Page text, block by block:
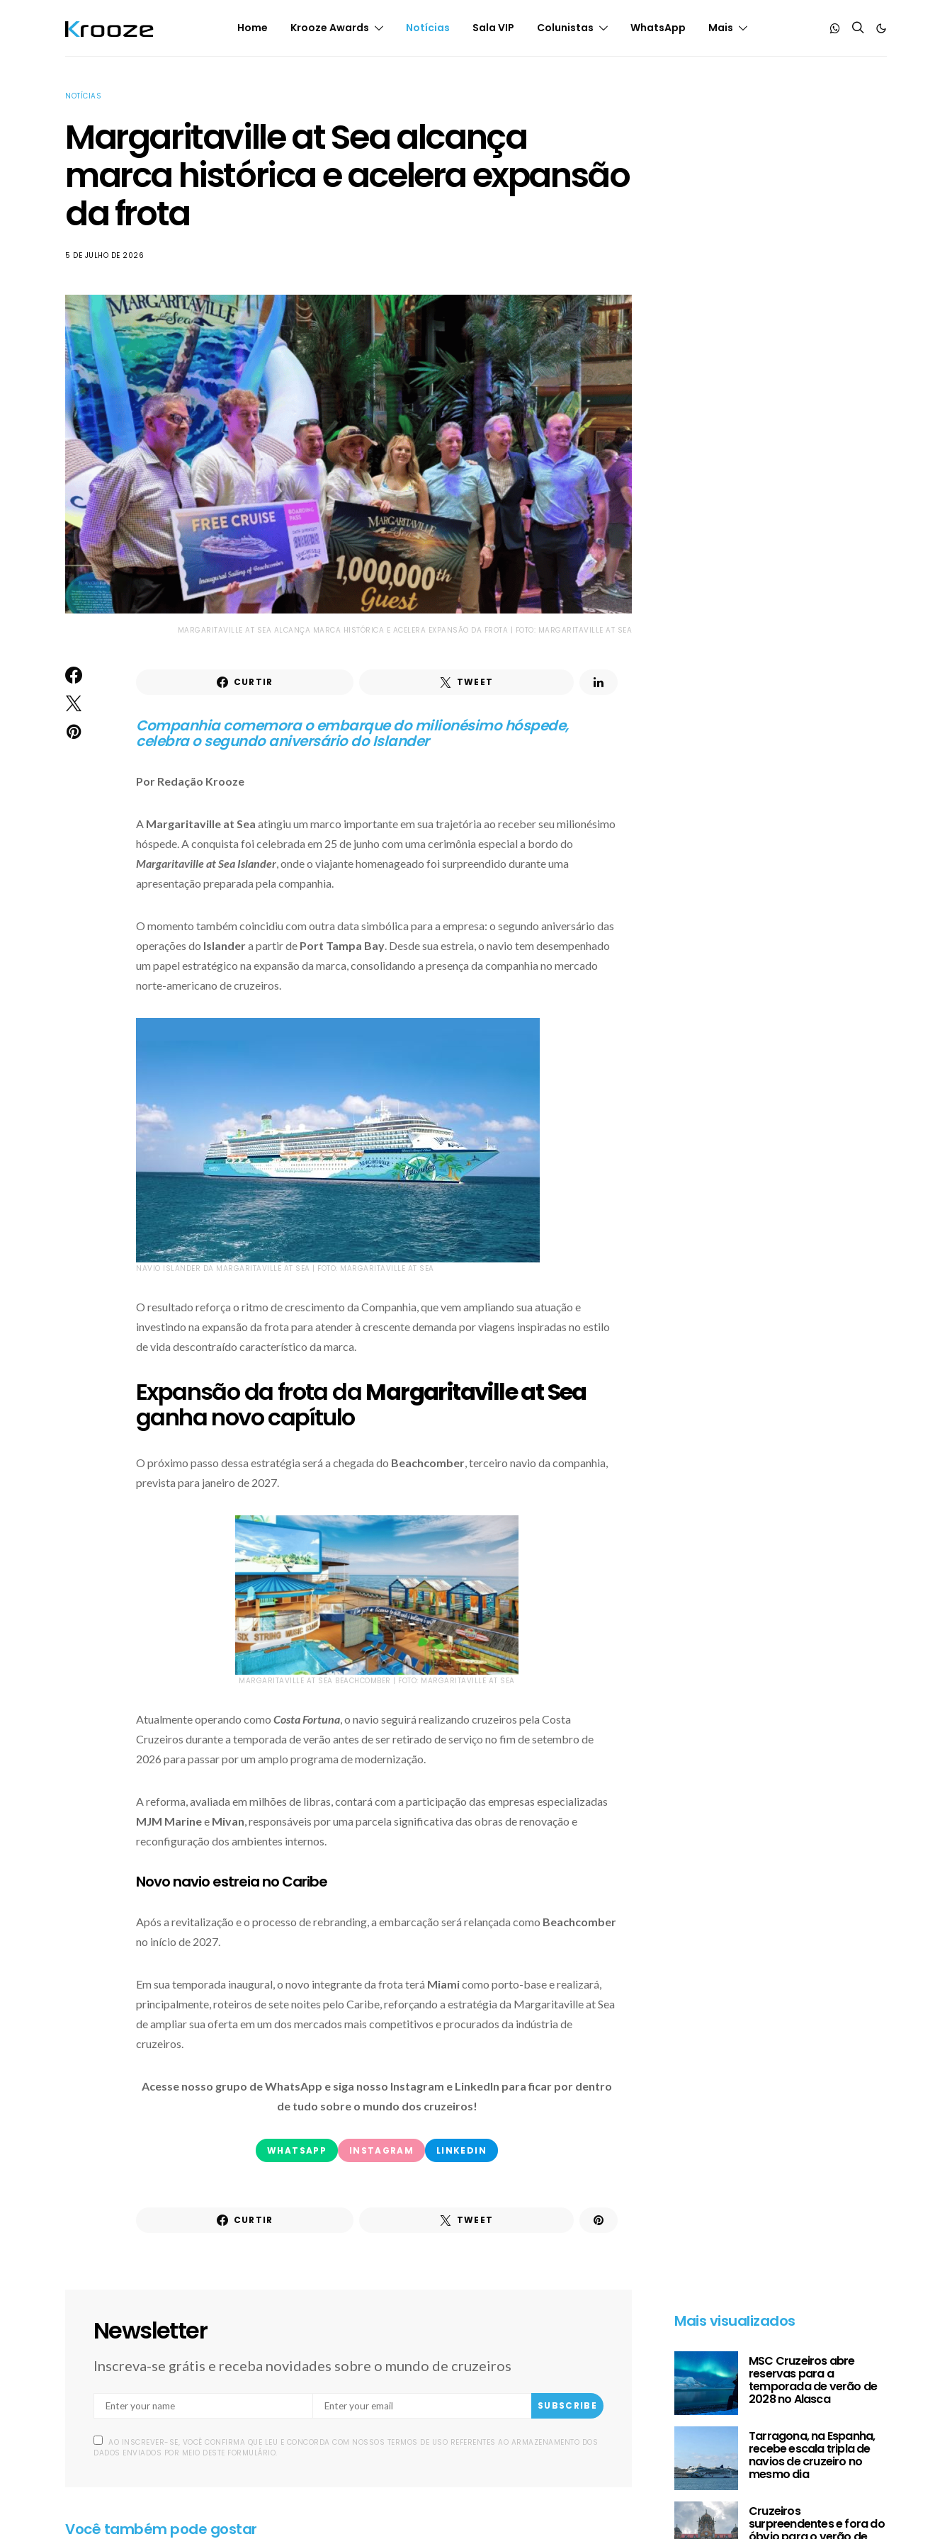
Home Krooze Awards Notícias Sala VIP Colunistas WhatsApp Mais
NOTÍCIAS
Margaritaville at Sea alcança
marca histórica e acelera expansão
da frota
5 DE JULHO DE 2026
MARGARITAVILLE AT SEA ALCANÇA MARCA HISTÓRICA E ACELERA EXPANSÃO DA FROTA | FOTO: MARGARITAVILLE AT SEA
CURTIR TWEET
Companhia comemora o embarque do milionésimo hóspede,
celebra o segundo aniversário do Islander
Por Redação Krooze
A Margaritaville at Sea atingiu um marco importante em sua trajetória ao receber seu milionésimo
hóspede. A conquista foi celebrada em 25 de junho com uma cerimônia especial a bordo do
Margaritaville at Sea Islander, onde o viajante homenageado foi surpreendido durante uma
apresentação preparada pela companhia.
O momento também coincidiu com outra data simbólica para a empresa: o segundo aniversário das
operações do Islandera partir de Port Tampa Bay. Desde sua estreia, o navio tem desempenhado
um papel estratégico na expansão da marca, consolidando a presença da companhia no mercado
norte-americano de cruzeiros.
NAVIO ISLANDER DA MARGARITAVILLE AT SEA | FOTO: MARGARITAVILLE AT SEA
O resultado reforça o ritmo de crescimento da Companhia, que vem ampliando sua atuação e
investindo na expansão da frota para atender à crescente demanda por viagens inspiradas no estilo
de vida descontraído característico da marca.
Expansão da frota daMargaritaville at Sea
ganha novo capítulo
O próximo passo dessa estratégia será a chegada do Beachcomber, terceiro navio da companhia,
prevista para janeiro de 2027.
MARGARITAVILLE AT SEA BEACHCOMBER | FOTO: MARGARITAVILLE AT SEA
Atualmente operando como Costa Fortuna, o navio seguirá realizando cruzeiros pela Costa
Cruzeiros durante a temporada de verão antes de ser retirado de serviço no fim de setembro de
2026 para passar por um amplo programa de modernização.
A reforma, avaliada em milhões de libras, contará com a participação das empresas especializadas
MJM Marinee Mivan, responsáveis por uma parcela significativa das obras de renovação e
reconfiguração dos ambientes internos.
Novo navio estreia no Caribe
Após a revitalização e o processo de rebranding, a embarcação será relançada como Beachcomber
no início de 2027.
Em sua temporada inaugural, o novo integrante da frota terá Miamicomo porto-base e realizará,
principalmente, roteiros de sete noites pelo Caribe, reforçando a estratégia da Margaritaville at Sea
de ampliar sua oferta em um dos mercados mais competitivos e procurados da indústria de
cruzeiros.
Acesse nosso grupo de WhatsApp e siga nosso Instagram e LinkedIn para ficar por dentro
de tudo sobre o mundo dos cruzeiros!
WHATSAPP INSTAGRAM LINKEDIN
CURTIR TWEET
Newsletter
Inscreva-se grátis e receba novidades sobre o mundo de cruzeiros
SUBSCRIBE
AO INSCREVER-SE, VOCÊ CONFIRMA QUE LEU E CONCORDA COM NOSSOS TERMOS DE USO REFERENTES AO ARMAZENAMENTO DOS
DADOS ENVIADOS POR MEIO DESTE FORMULÁRIO.
Você também pode gostar
Mais visualizados
MSC Cruzeiros abre
reservas para a
temporada de verão de
2028 no Alasca
Tarragona, na Espanha,
recebe escala tripla de
navios de cruzeiro no
mesmo dia
Cruzeiros
surpreendentes e fora do